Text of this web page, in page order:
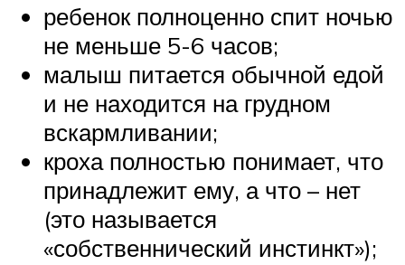
ребенок полноценно спит ночью
не меньше 5-6 часов;
малыш питается обычной едой
и не находится на грудном
вскармливании;
кроха полностью понимает, что
принадлежит ему, а что – нет
(это называется
«собственнический инстинкт»);